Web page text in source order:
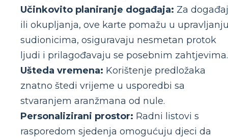
Učinkovito planiranje događaja: Za
ili okupljanja, ove karte pomažu u
sudionicima, osiguravaju nesmetan protok
ljudi i prilagođavaju se posebnim zahtjevima.
Ušteda vremena: Korištenje predložaka
znatno štedi vrijeme u usporedbi sa
stvaranjem aranžmana od nule.
Personalizirani prostor: Radni listovi s
rasporedom sjedenja omogućuju djeci da